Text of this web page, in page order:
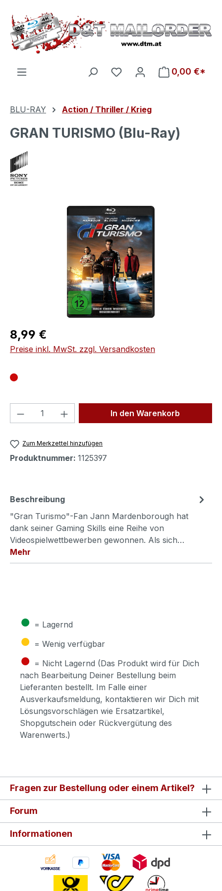
Zum Hauptinhalt springen
Du hast 0 Produkte auf
0,00 €*
BLU-RAY Action / Thriller / Krieg
GRAN TURISMO (Blu-Ray)
Bildergalerie überspringen
Regulärer Preis:
8,99 €
Preise inkl. MwSt. zzgl. Versandkosten
Produkt Anzahl: Gib denIn den Warenkorb
Zum Merkzettel hinzufügen
Produktnummer: 1125397
Beschreibung
"Gran Turismo"-Fan Jann Mardenborough hat
dank seiner Gaming Skills eine Reihe von
Videospielwettbewerben gewonnen. Als sich…
Mehr
● = Lagernd
● = Wenig verfügbar
● = Nicht Lagernd (Das Produkt wird für Dich
nach Bearbeitung Deiner Bestellung beim
Lieferanten bestellt. Im Falle einer
Ausverkaufsmeldung, kontaktieren wir Dich mit
Lösungsvorschlägen wie Ersatzartikel,
Shopgutschein oder Rückvergütung des
Warenwerts.)
Fragen zur Bestellung oder einem Artikel?
Forum
Informationen